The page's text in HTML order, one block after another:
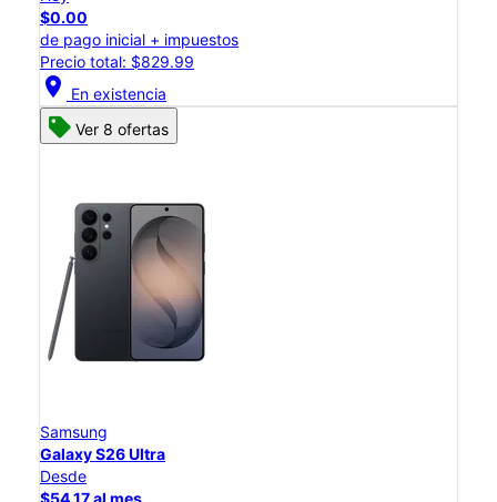
$0.00
de pago inicial + impuestos
Precio total: $829.99
location_on En existencia
Ver 8 ofertas
Samsung
Galaxy S26 Ultra
Desde